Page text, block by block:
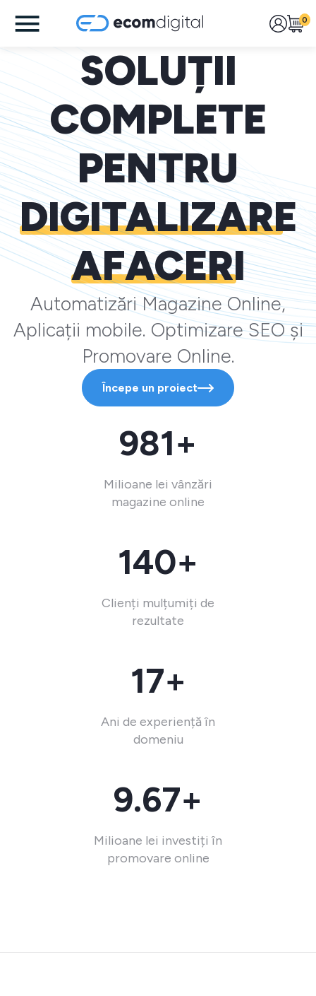
0
SOLUȚII
COMPLETE
PENTRU
DIGITALIZARE
AFACERI
Automatizări Magazine Online,
Aplicații mobile. Optimizare SEO și
Promovare Online.
Începe un proiect
981+
Milioane lei vânzări
magazine online
140+
Clienți mulțumiți de
rezultate
17+
Ani de experiență în
domeniu
9.67+
Milioane lei investiți în
promovare online